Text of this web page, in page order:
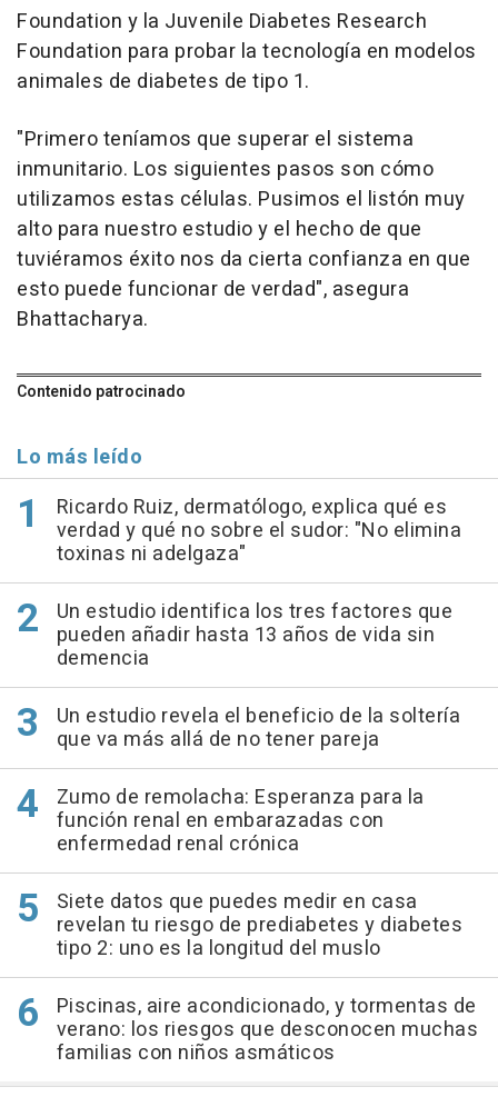
Foundation y la Juvenile Diabetes Research
Foundation para probar la tecnología en modelos
animales de diabetes de tipo 1.
"Primero teníamos que superar el sistema
inmunitario. Los siguientes pasos son cómo
utilizamos estas células. Pusimos el listón muy
alto para nuestro estudio y el hecho de que
tuviéramos éxito nos da cierta confianza en que
esto puede funcionar de verdad", asegura
Bhattacharya.
Contenido patrocinado
Lo más leído
Ricardo Ruiz, dermatólogo, explica qué es
verdad y qué no sobre el sudor: "No elimina
toxinas ni adelgaza"
Un estudio identifica los tres factores que
pueden añadir hasta 13 años de vida sin
demencia
Un estudio revela el beneficio de la soltería
que va más allá de no tener pareja
Zumo de remolacha: Esperanza para la
función renal en embarazadas con
enfermedad renal crónica
Siete datos que puedes medir en casa
revelan tu riesgo de prediabetes y diabetes
tipo 2: uno es la longitud del muslo
Piscinas, aire acondicionado, y tormentas de
verano: los riesgos que desconocen muchas
familias con niños asmáticos